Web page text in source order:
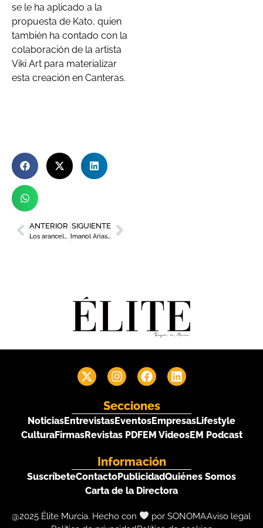
se le ha aplicado a la
propuesta de Kato, quien
también ha contado con la
colaboración de la artista
Viki Art para materializar
esta creación en Canteras.
ANTERIOR
Los aranceles, la jornada laboral y la necesidad de presupuestos centran la Asamblea General de CROEM
SIGUIENTE
Imanol Arias, pregonero de lujo para la 64º edición del Cante de las Minas
Secciones
NoticiasEntrevistasEventosEmpresasLifestyle
CulturaFirmasRevistas PDFEM VideosEM Podcast
Información
SuscríbeteContactoPublicidadQuiénes Somos
Carta de la Directora
@2025 Élite Murcia. Hecho con por SONOMAAviso legal